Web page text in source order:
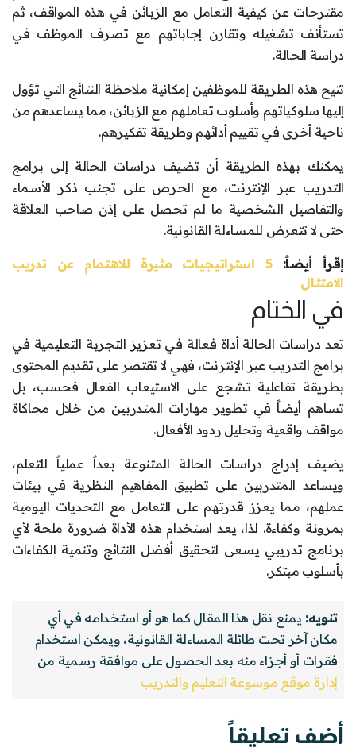
مقترحات عن كيفية التعامل مع الزبائن في هذه المواقف، ثم
تستأنف تشغيله وتقارن إجاباتهم مع تصرف الموظف في
دراسة الحالة.
تتيح هذه الطريقة للموظفين إمكانية ملاحظة النتائج التي تؤول
إليها سلوكياتهم وأسلوب تعاملهم مع الزبائن، مما يساعدهم من
ناحية أخرى في تقييم أدائهم وطريقة تفكيرهم.
يمكنك بهذه الطريقة أن تضيف دراسات الحالة إلى برامج
التدريب عبر الإنترنت، مع الحرص على تجنب ذكر الأسماء
والتفاصيل الشخصية ما لم تحصل على إذن صاحب العلاقة
حتى لا تتعرض للمساءلة القانونية.
إقرأ أيضاً:
5 استراتيجيات مثيرة للاهتمام عن تدريب
الامتثال
في الختام
تعد دراسات الحالة أداة فعالة في تعزيز التجربة التعليمية في
برامج التدريب عبر الإنترنت، فهي لا تقتصر على تقديم المحتوى
بطريقة تفاعلية تشجع على الاستيعاب الفعال فحسب، بل
تساهم أيضاً في تطوير مهارات المتدربين من خلال محاكاة
مواقف واقعية وتحليل ردود الأفعال.
يضيف إدراج دراسات الحالة المتنوعة بعداً عملياً للتعلم،
ويساعد المتدربين على تطبيق المفاهيم النظرية في بيئات
عملهم، مما يعزز قدرتهم على التعامل مع التحديات اليومية
بمرونة وكفاءة. لذا، يعد استخدام هذه الأداة ضرورة ملحة لأي
برنامج تدريبي يسعى لتحقيق أفضل النتائج وتنمية الكفاءات
بأسلوب مبتكر.
تنويه: يمنع نقل هذا المقال كما هو أو استخدامه في أي
مكان آخر تحت طائلة المساءلة القانونية، ويمكن استخدام
فقرات أو أجزاء منه بعد الحصول على موافقة رسمية من
إدارة موقع موسوعة التعليم والتدريب
أضف تعليقاً